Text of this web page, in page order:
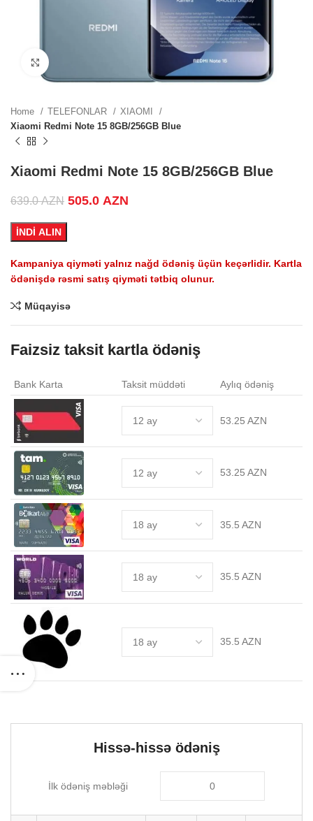
Home TELEFONLAR
XIAOMI
Xiaomi Redmi Note 15 8GB/256GB Blue
Xiaomi Redmi Note 15 8GB/256GB Blue
639.0AZN Original price was: 639.0 AZN.
505.0 AZN
İNDİ ALIN
Kampaniya qiyməti yalnız nağd ödəniş üçün keçərlidir. Kartla
ödənişdə rəsmi satış qiyməti tətbiq olunur.
Müqayisə
Faizsiz taksit kartla ödəniş
Bank Karta Taksit müddəti Aylıq ödəniş
53.25 AZN
53.25 AZN
35.5 AZN
35.5 AZN
35.5 AZN
Hissə-hissə ödəniş
İlk ödəniş məbləği
AZN.
price
AZN.